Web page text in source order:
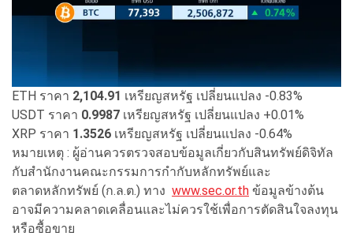
ETH ราคา 2,104.91 เหรียญสหรัฐ เปลี่ยนแปลง -0.83%
USDT ราคา 0.9987 เหรียญสหรัฐ เปลี่ยนแปลง +0.01%
XRP ราคา 1.3526 เหรียญสหรัฐ เปลี่ยนแปลง -0.64%
หมายเหตุ : ผู้อ่านควรตรวจสอบข้อมูลเกี่ยวกับสินทรัพย์ดิจิทัล
กับสำนักงานคณะกรรมการกำกับหลักทรัพย์และ
ตลาดหลักทรัพย์ (ก.ล.ต.) ทาง www.sec.or.th ข้อมูลข้างต้น
อาจมีความคลาดเคลื่อนและไม่ควรใช้เพื่อการตัดสินใจลงทุน
หรือซื้อขาย